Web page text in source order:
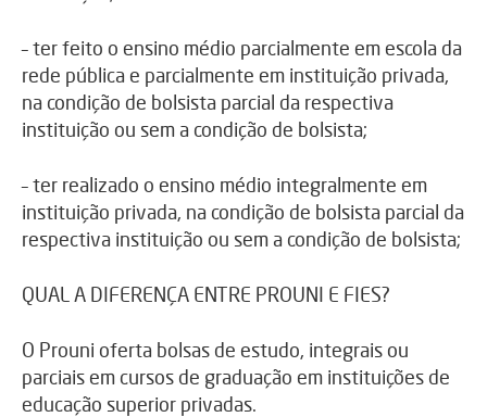
– ter feito o ensino médio parcialmente em escola da
rede pública e parcialmente em instituição privada,
na condição de bolsista parcial da respectiva
instituição ou sem a condição de bolsista;
– ter realizado o ensino médio integralmente em
instituição privada, na condição de bolsista parcial da
respectiva instituição ou sem a condição de bolsista;
QUAL A DIFERENÇA ENTRE PROUNI E FIES?
O Prouni oferta bolsas de estudo, integrais ou
parciais em cursos de graduação em instituições de
educação superior privadas.